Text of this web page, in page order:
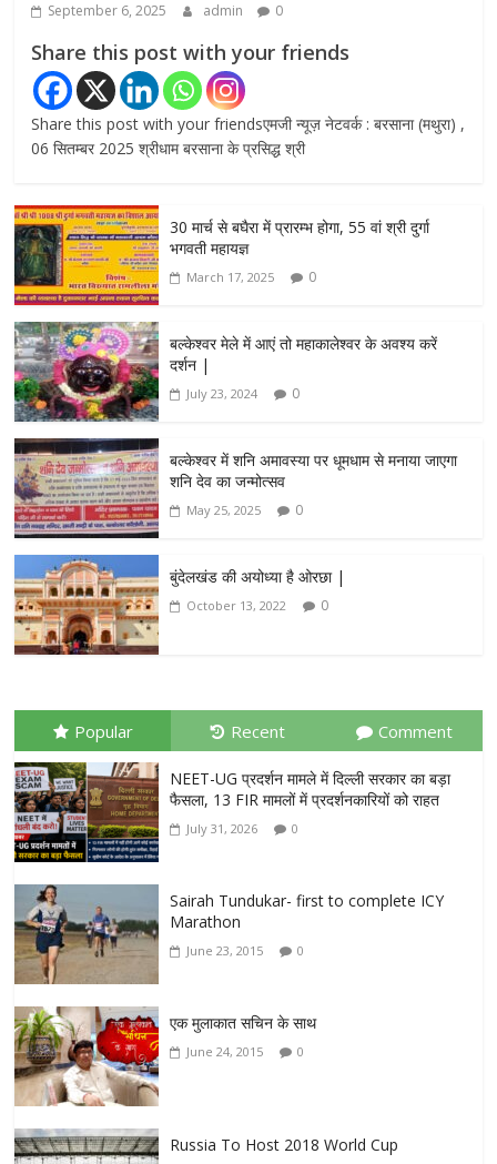
September 6, 2025 admin 0
Share this post with your friends
Share this post with your friendsएमजी न्यूज़ नेटवर्क : बरसाना (मथुरा) ,
06 सितम्बर 2025 श्रीधाम बरसाना के प्रसिद्ध श्री
30 मार्च से बघैरा में प्रारम्भ होगा, 55 वां श्री दुर्गा
भगवती महायज्ञ
March 17, 2025 0
बल्केश्वर मेले में आएं तो महाकालेश्वर के अवश्य करें
दर्शन |
July 23, 2024 0
बल्केश्वर में शनि अमावस्या पर धूमधाम से मनाया जाएगा
शनि देव का जन्मोत्सव
May 25, 2025 0
बुंदेलखंड की अयोध्या है ओरछा |
October 13, 2022 0
Popular Recent Comment
NEET-UG प्रदर्शन मामले में दिल्ली सरकार का बड़ा
फैसला, 13 FIR मामलों में प्रदर्शनकारियों को राहत
July 31, 2026 0
Sairah Tundukar- first to complete ICY
Marathon
June 23, 2015 0
एक मुलाकात सचिन के साथ
June 24, 2015 0
Russia To Host 2018 World Cup